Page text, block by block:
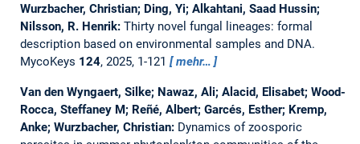
Wurzbacher, Christian; Ding, Yi; Alkahtani, Saad Hussin;
Nilsson, R. Henrik: Thirty novel fungal lineages: formal
description based on environmental samples and DNA.
MycoKeys 124, 2025, 1-121 mehr…
Van den Wyngaert, Silke; Nawaz, Ali; Alacid, Elisabet; Wood-
Rocca, Steffaney M; Reñé, Albert; Garcés, Esther; Kremp,
Anke; Wurzbacher, Christian: Dynamics of zoosporic